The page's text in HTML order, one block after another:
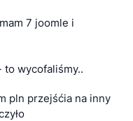
7 joomle i
to wycofaliśmy..
pln przejśćia na inny